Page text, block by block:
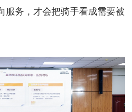
服务，才会把骑手看成需要被